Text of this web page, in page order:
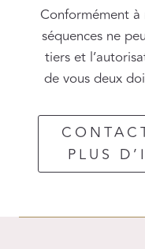
Conformément
séquences ne
tiers et
de vous deux
PLUS